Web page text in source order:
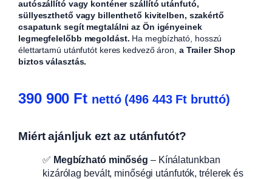
autószállító vagy konténer szállító utánfutó,
süllyeszthető vagy billenthető kivitelben, szakértő
csapatunk segít megtalálni az Ön igényeinek
legmegfelelőbb megoldást. Ha megbízható, hosszú
élettartamú utánfutót keres kedvező áron, a Trailer Shop
biztos választás.
390 900 Ft nettó (496 443 Ft bruttó)
Miért ajánljuk ezt az utánfutót?
✅ Megbízható minőség – Kínálatunkban
kizárólag bevált, minőségi utánfutók, trélerek és